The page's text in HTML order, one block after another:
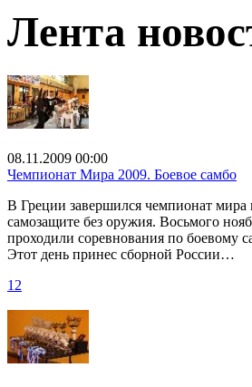
Лента
08.11.2009 00:00
Чемпионат Мира 2009. Боевое самбо
В Греции завершился чемпионат мира
самозащите без оружия. Восьмого
проходили соревнования по боевому
Этот день принес сборной России…
12